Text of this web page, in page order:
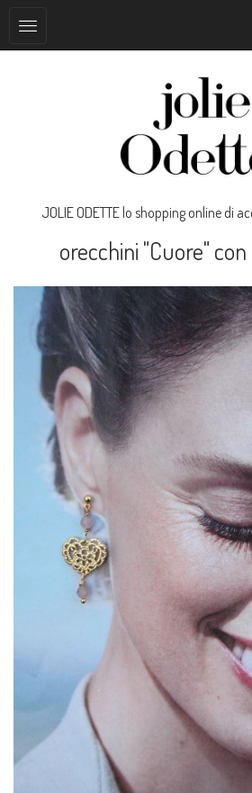
JOLIE ODETTE lo shopping online di
orecchini "Cuore"